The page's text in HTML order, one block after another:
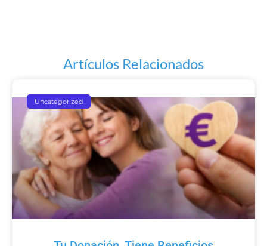
Artículos Relacionados
Uncategorized